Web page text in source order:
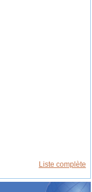
Liste complète